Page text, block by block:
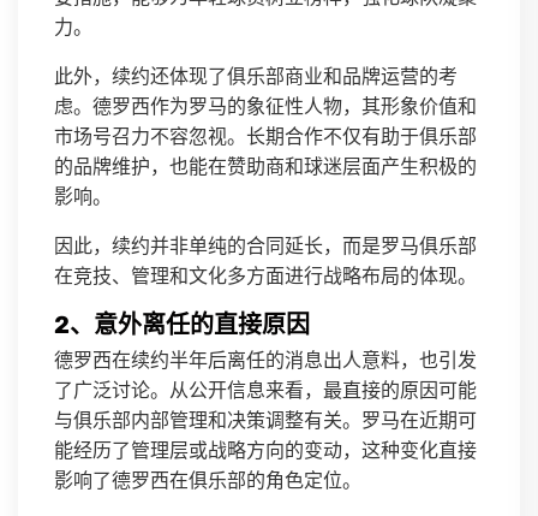
力。
此外，续约还体现了俱乐部商业和品牌运营的考
虑。德罗西作为罗马的象征性人物，其形象价值和
市场号召力不容忽视。长期合作不仅有助于俱乐部
的品牌维护，也能在赞助商和球迷层面产生积极的
影响。
因此，续约并非单纯的合同延长，而是罗马俱乐部
在竞技、管理和文化多方面进行战略布局的体现。
2、意外离任的直接原因
德罗西在续约半年后离任的消息出人意料，也引发
了广泛讨论。从公开信息来看，最直接的原因可能
与俱乐部内部管理和决策调整有关。罗马在近期可
能经历了管理层或战略方向的变动，这种变化直接
影响了德罗西在俱乐部的角色定位。